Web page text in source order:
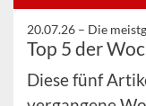
20.07.26 – Die
Top 5 der
Diese fünf